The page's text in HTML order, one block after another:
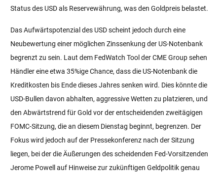
Status des USD als Reservewährung, was den Goldpreis belastet.
Das Aufwärtspotenzial des USD scheint jedoch durch eine
Neubewertung einer möglichen Zinssenkung der US-Notenbank
begrenzt zu sein. Laut dem FedWatch Tool der CME Group sehen
Händler eine etwa 35%ige Chance, dass die US-Notenbank die
Kreditkosten bis Ende dieses Jahres senken wird. Dies könnte die
USD-Bullen davon abhalten, aggressive Wetten zu platzieren, und
den Abwärtstrend für Gold vor der entscheidenden zweitägigen
FOMC-Sitzung, die an diesem Dienstag beginnt, begrenzen. Der
Fokus wird jedoch auf der Pressekonferenz nach der Sitzung
liegen, bei der die Äußerungen des scheidenden Fed-Vorsitzenden
Jerome Powell auf Hinweise zur zukünftigen Geldpolitik genau